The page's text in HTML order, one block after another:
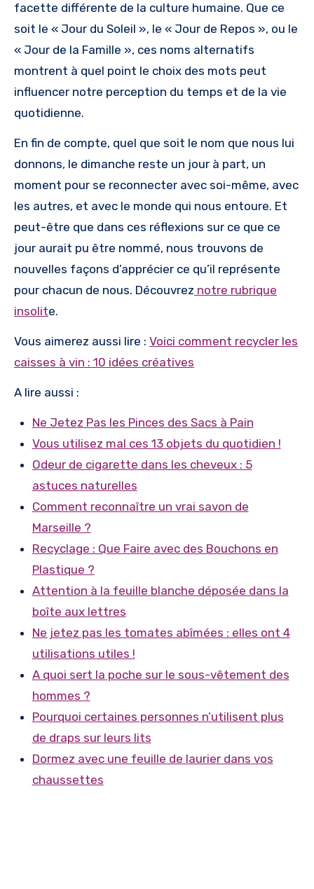
facette différente de la culture humaine. Que ce
soit le « Jour du Soleil », le « Jour de Repos », ou le
« Jour de la Famille », ces noms alternatifs
montrent à quel point le choix des mots peut
influencer notre perception du temps et de la vie
quotidienne.
En fin de compte, quel que soit le nom que nous lui
donnons, le dimanche reste un jour à part, un
moment pour se reconnecter avec soi-même, avec
les autres, et avec le monde qui nous entoure. Et
peut-être que dans ces réflexions sur ce que ce
jour aurait pu être nommé, nous trouvons de
nouvelles façons d’apprécier ce qu’il représente
pour chacun de nous. Découvrez notre rubrique
insolite.
Vous aimerez aussi lire : Voici comment recycler les
caisses à vin : 10 idées créatives
A lire aussi :
Ne Jetez Pas les Pinces des Sacs à Pain
Vous utilisez mal ces 13 objets du quotidien !
Odeur de cigarette dans les cheveux : 5
astuces naturelles
Comment reconnaître un vrai savon de
Marseille ?
Recyclage : Que Faire avec des Bouchons en
Plastique ?
Attention à la feuille blanche déposée dans la
boîte aux lettres
Ne jetez pas les tomates abîmées : elles ont 4
utilisations utiles !
A quoi sert la poche sur le sous-vêtement des
hommes ?
Pourquoi certaines personnes n’utilisent plus
de draps sur leurs lits
Dormez avec une feuille de laurier dans vos
chaussettes